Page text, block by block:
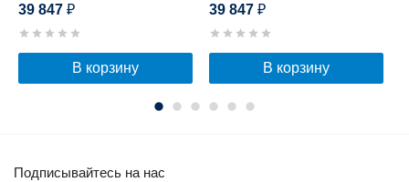
39 847 ₽
В корзину
39 847 ₽
В корзину
Подписывайтесь на нас